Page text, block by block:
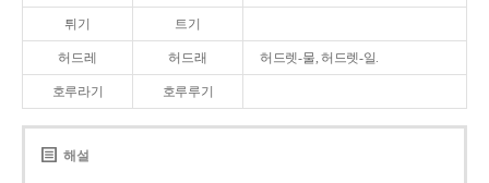
튀기 트기
허드레 허드래 허드렛-물, 허드렛-일.
호루라기 호루루기
해설